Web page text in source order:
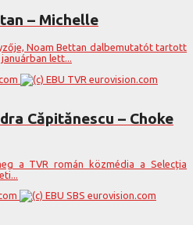
– Michelle
Noam Bettan dalbemutatót tartott
lett...
Căpitănescu – Choke
a TVR román közmédia a Selecția